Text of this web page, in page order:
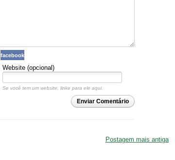
facebook
Website (opcional)
Se você tem um website, linke para ele aqui.
Enviar Comentário
Postagem mais antiga